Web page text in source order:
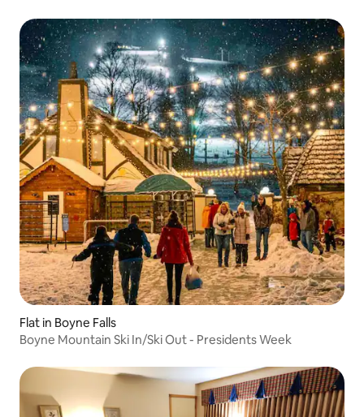
Flat in Boyne Falls
Boyne Mountain Ski In/Ski Out - Presidents Week